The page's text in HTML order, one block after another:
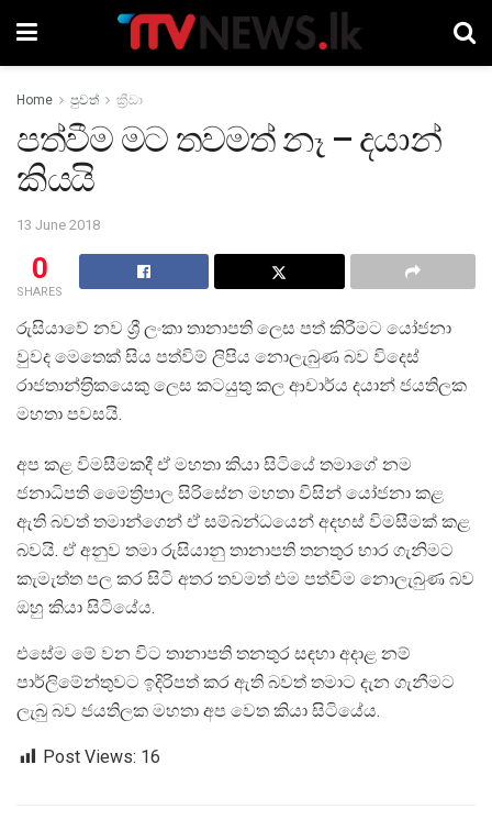
Home පුවත් ක්‍රීඩා
පත්වීම මට තවමත් නෑ – දයාන්
කියයි
13 June 2018
0
SHARES
රුසියාවේ නව ශ්‍රී ලංකා තානාපති ලෙස පත් කිරීමට යෝජනා
වුවද මෙතෙක් සිය පත්විම් ලිපිය නොලැබුණ බව විදෙස්
රාජතාන්ත‍්‍රිකයෙකු ලෙස කටයුතු කල ආචාර්ය දයාන් ජයතිලක
මහතා පවසයි.
අප කළ විමසීමකදී ඒ මහතා කියා සිටියේ තමාගේ නම
ජනාධිපති මෛත්‍රිපාල සිරිසේන මහතා විසින් යෝජනා කළ
ඇති බවත් තමාන්ගෙන් ඒ සම්බන්ධයෙන් අදහස් විමසීමක් කළ
බවයි. ඒ අනුව තමා රුසියානු තානාපති තනතුර භාර ගැනිමට
කැමැත්ත පල කර සිටි අතර තවමත් එම පත්විම නොලැබුණ බව
ඔහු කියා සිටියේය.
එසේම මේ වන විට තානාපති තනතුර සඳහා අදාළ නම්
පාර්ලිමේන්තුවට ඉදිරිපත් කර ඇති බවත් තමාට දැන ගැනීමට
ලැබු බව ජයතිලක මහතා අප වෙත කියා සිටියේය.
Post Views: 16